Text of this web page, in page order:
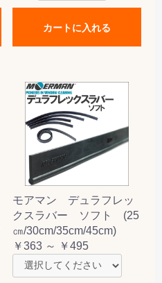
カートに入れる
モアマン デュラフレッ
クスラバー ソフト (25
㎝/30cm/35cm/45cm)
￥363 ～ ￥495